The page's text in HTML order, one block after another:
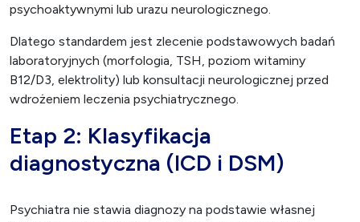
psychoaktywnymi lub urazu neurologicznego.
Dlatego standardem jest zlecenie podstawowych badań
laboratoryjnych (morfologia, TSH, poziom witaminy
B12/D3, elektrolity) lub konsultacji neurologicznej przed
wdrożeniem leczenia psychiatrycznego.
Etap 2: Klasyfikacja
diagnostyczna (ICD i DSM)
Psychiatra nie stawia diagnozy na podstawie własnej